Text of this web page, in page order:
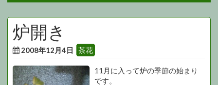
炉開き
2008年12月4日 茶花
11月に入って炉の季節の始まり
です。